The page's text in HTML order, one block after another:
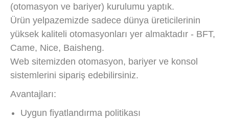
(otomasyon ve bariyer) kurulumu yaptık.
Ürün yelpazemizde sadece dünya üreticilerinin
yüksek kaliteli otomasyonları yer almaktadır - BFT,
Came, Nice, Baisheng.
Web sitemizden otomasyon, bariyer ve konsol
sistemlerini sipariş edebilirsiniz.
Avantajları:
Uygun fiyatlandırma politikası